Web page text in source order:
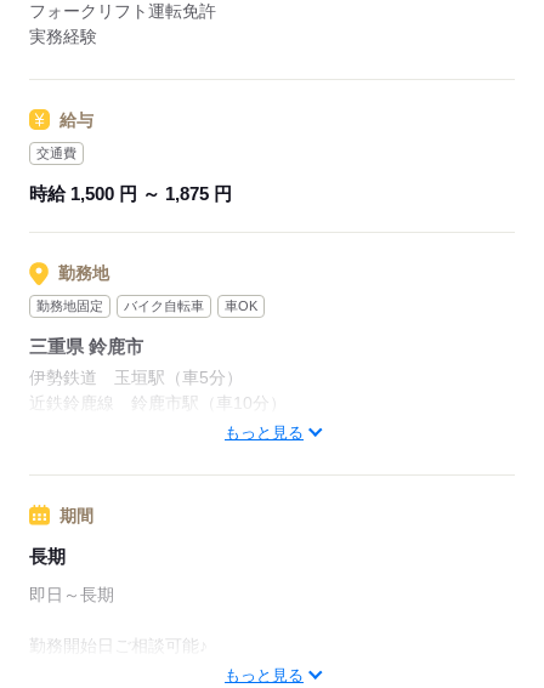
お気軽にお問い合わせ下さい！
フォークリフト運転免許
実務経験
給与
交通費
時給 1,500 円 ～ 1,875 円
勤務地
勤務地固定 バイク自転車 車OK
三重県 鈴鹿市
伊勢鉄道 玉垣駅（車5分）
近鉄鈴鹿線 鈴鹿市駅（車10分）
近鉄鈴鹿線 平田町駅（車13分）
もっと見る
期間
長期
即日～長期
勤務開始日ご相談可能♪
転職を考えている方もお気軽にお問い合わせください！！
もっと見る